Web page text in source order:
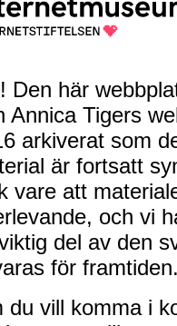
inte bli ledd.
präststuderande
bana. Jag ser inga
(
än vara blind – fast man kan
jag vara blind, rent av
EM